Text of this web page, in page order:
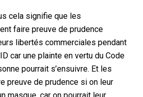
cela signifie que les
faire preuve de prudence
libertés commerciales pendant
carune plainte en vertu du Code
pourrait s’ensuivre. Et les
preuve de prudence si on leur